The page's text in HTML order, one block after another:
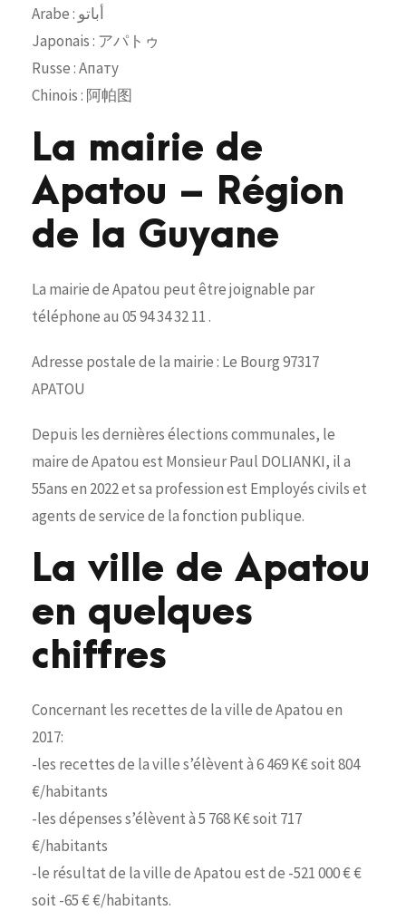
Arabe : أباتو
Japonais : アパトゥ
Russe : Апату
Chinois : 阿帕图
La mairie de
Apatou – Région
de la Guyane
La mairie de Apatou peut être joignable par
téléphone au 05 94 34 32 11 .
Adresse postale de la mairie : Le Bourg 97317
APATOU
Depuis les dernières élections communales, le
maire de Apatou est Monsieur Paul DOLIANKI, il a
55ans en 2022 et sa profession est Employés civils et
agents de service de la fonction publique.
La ville de Apatou
en quelques
chiffres
Concernant les recettes de la ville de Apatou en
2017:
-les recettes de la ville s’élèvent à 6 469 K€ soit 804
€/habitants
-les dépenses s’élèvent à 5 768 K€ soit 717
€/habitants
-le résultat de la ville de Apatou est de -521 000 € €
soit -65 € €/habitants.